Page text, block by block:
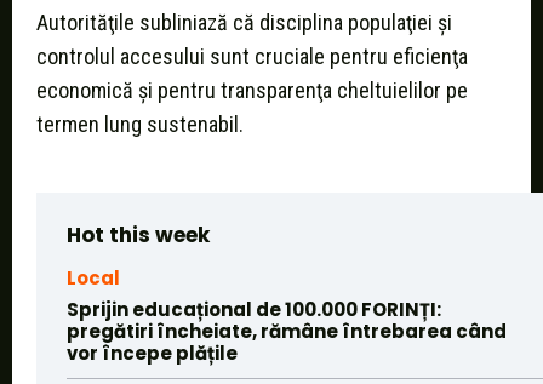
Autorităţile subliniază că disciplina populaţiei şi
controlul accesului sunt cruciale pentru eficienţa
economică şi pentru transparenţa cheltuielilor pe
termen lung sustenabil.
Hot this week
Local
Sprijin educațional de 100.000 FORINȚI:
pregătiri încheiate, rămâne întrebarea când
vor începe plățile